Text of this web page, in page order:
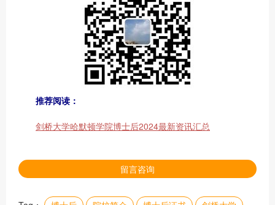
推荐阅读：
剑桥大学哈默顿学院博士后2024最新资讯汇总
留言咨询